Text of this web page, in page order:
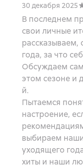
30 декабря 2025
В последнем
свои личные
года, за что
Обсуждаем
этом сезоне и
й.
Пытаемся
настроение,
выбираем
уходящего
хиты и наши